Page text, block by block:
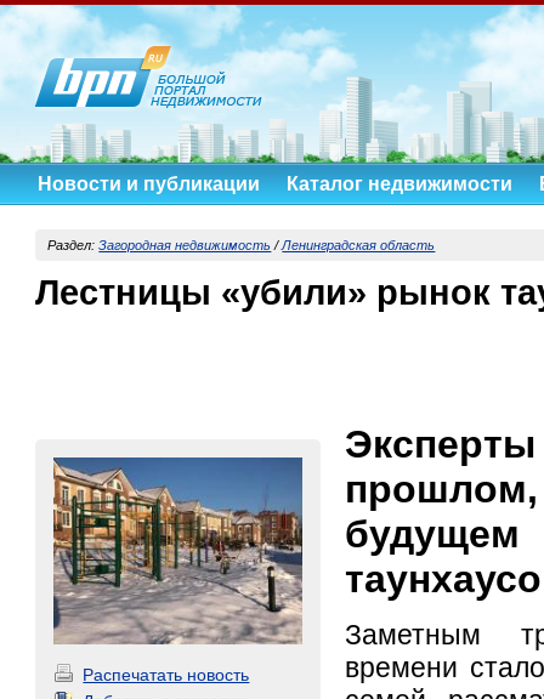
Новости и публикации Каталог недвижимости
Раздел:Загородная недвижимость /Ленинградская область
Лестницы «убили» рынок
Распечатать новость
Заметным
времени